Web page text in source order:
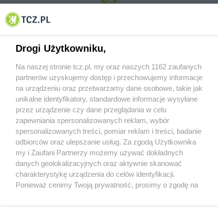
© 2001-2026 Tczew - TCZ.PL Sp. z o.o. Internetowy Serwis Informacyjny Miasta
O FIRMIE POLITYKA PRYWATNOŚCI HOSTING
REKLAMA WSPÓŁPRACA RSS FACEBOOK KONTAKT
Nasze serwisy
Aktualności
Tcz24
Muzyka i kultura
Archiwum wydarzeń
Drogi Użytkowniku,
Na naszej stronie tcz.pl, my oraz naszych 1162 zaufanych
partnerów uzyskujemy dostęp i przechowujemy informacje
na urządzeniu oraz przetwarzamy dane osobowe, takie jak
unikalne identyfikatory, standardowe informacje wysyłane
przez urządzenie czy dane przeglądania w celu
zapewniania spersonalizowanych reklam, wybór
spersonalizowanych treści, pomiar reklam i treści, badanie
odbiorców oraz ulepszanie usług. Za zgodą Użytkownika
my i Zaufani Partnerzy możemy używać dokładnych
danych geolokalizacyjnych oraz aktywnie skanować
charakterystykę urządzenia do celów identyfikacji.
Ponieważ cenimy Twoją prywatność, prosimy o zgodę na